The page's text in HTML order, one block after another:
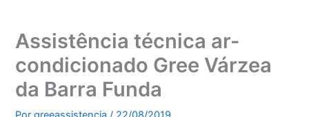
Assistência técnica ar-
condicionado Gree Várzea
da Barra Funda